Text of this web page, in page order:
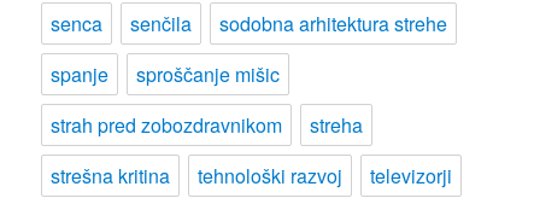
senca
senčila
sodobna arhitektura strehe
spanje
sproščanje mišic
strah pred zobozdravnikom
streha
strešna kritina
tehnološki razvoj televizorji